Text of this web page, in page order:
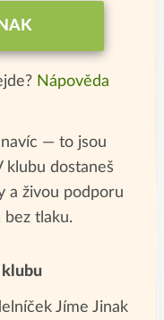
Nápověda
— to jsou
klubu dostaneš
a živou podporu
bez tlaku.
Jíme Jinak